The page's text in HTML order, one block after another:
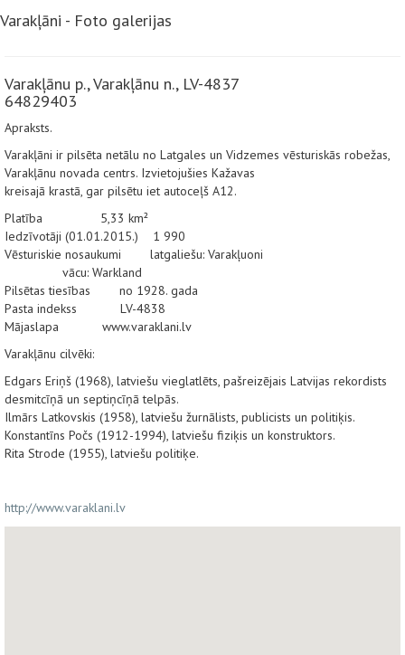
Varakļāni - Foto galerijas
Varakļānu p., Varakļānu n., LV-4837
64829403
Apraksts.
Varakļāni ir pilsēta netālu no Latgales un Vidzemes vēsturiskās robežas,
Varakļānu novada centrs. Izvietojušies Kažavas
kreisajā krastā, gar pilsētu iet autoceļš A12.
Platība 5,33 km²
Iedzīvotāji (01.01.2015.) 1 990
Vēsturiskie nosaukumi latgaliešu: Varakļuoni
vācu: Warkland
Pilsētas tiesības no 1928. gada
Pasta indekss LV-4838
Mājaslapa www.varaklani.lv
Varakļānu cilvēki:
Edgars Eriņš (1968), latviešu vieglatlēts, pašreizējais Latvijas rekordists
desmitcīņā un septiņcīņā telpās.
Ilmārs Latkovskis (1958), latviešu žurnālists, publicists un politiķis.
Konstantīns Počs (1912-1994), latviešu fiziķis un konstruktors.
Rita Strode (1955), latviešu politiķe.
http://www.varaklani.lv